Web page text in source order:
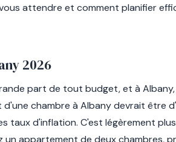
attendre et comment planifier
2026
part de tout budget, et à Albany,
chambre à Albany devrait être
taux d'inflation. C'est légèrement
un appartement de deux chambres,